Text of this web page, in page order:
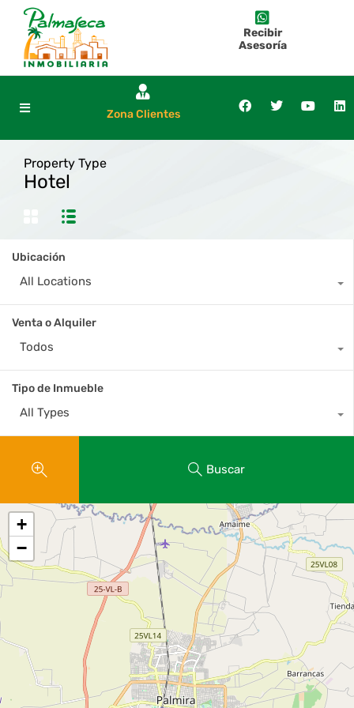
Recibir
Asesoría
Zona Clientes
Property Type
Hotel
Ubicación
All Locations
Venta o Alquiler
Todos
Tipo de Inmueble
All Types
Buscar
+
−